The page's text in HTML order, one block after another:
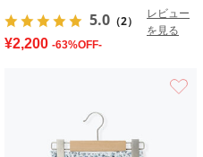
5.0 （2）
レビュー
を見る
¥2,200 -63%OFF-